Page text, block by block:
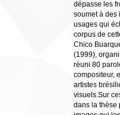
dépasse les
soumet à des
usages qui
corpus de
Chico
(1999),
réuni 80
compositeur,
artistes
visuels.Sur
dans la thèse